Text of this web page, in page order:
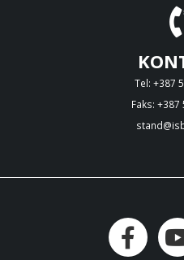
Tel: +387
Faks: +387